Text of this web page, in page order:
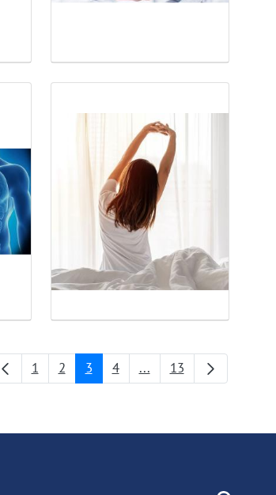
Страница
1 Страница
2 Страница
3 Страница
4 ...Промежуточные
Страница
13